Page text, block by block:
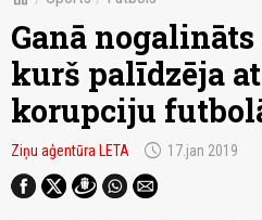
Ganā
kurš palīdzēja
korupciju
Ziņu aģentūra LETA schedule 17.jan 2019